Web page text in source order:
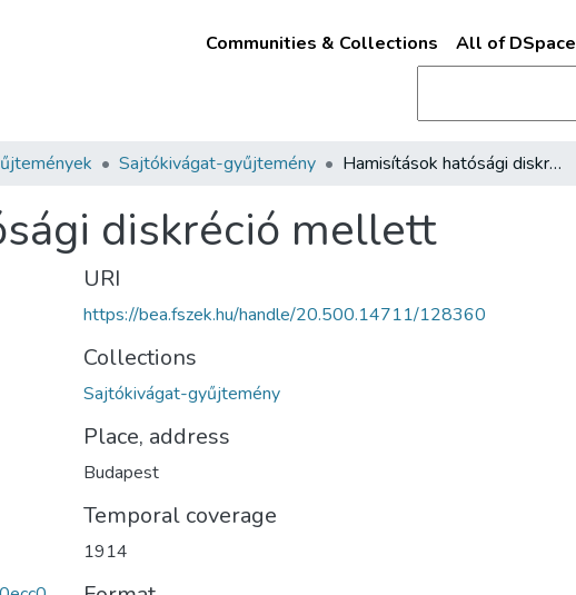
Communities & Collections All of DSpace
Sajtókivágat-gyűjtemény Hamisítások hatósági diskréció mellett
diskréció mellett
URI
https://bea.fszek.hu/handle/20.500.14711/128360
Collections
Sajtókivágat-gyűjtemény
Place, address
Budapest
Temporal coverage
1914